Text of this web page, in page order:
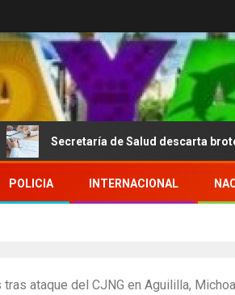
de Salud descarta brote activo de
POLICIA INTERNACIONAL
ataque del CJNG en Aguililla,